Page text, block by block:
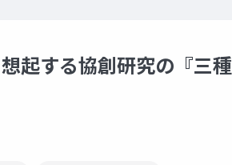
起する協創研究の『三種